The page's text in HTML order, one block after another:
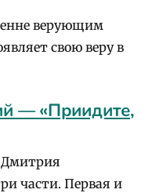
верующим
свою веру в
— «Приидите,
части. Первая и